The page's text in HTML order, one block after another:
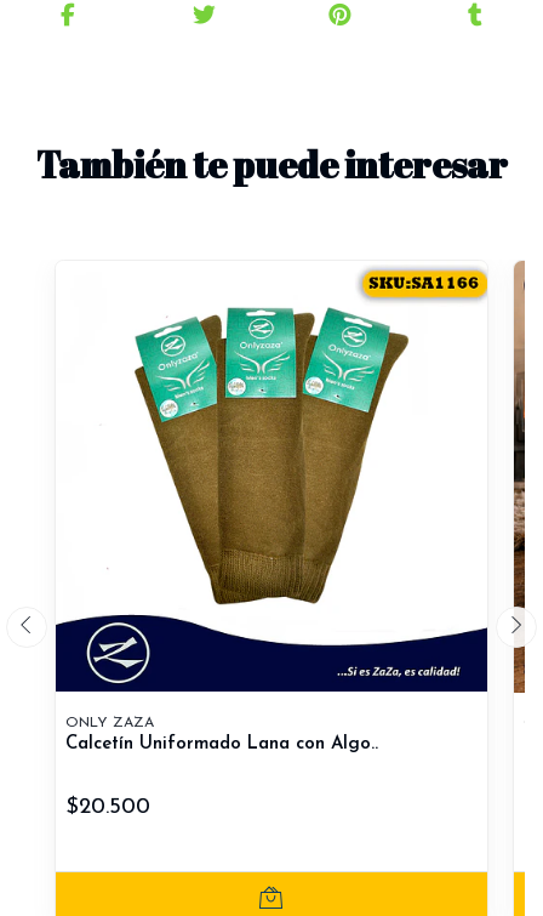
También te puede interesar
ONLY ZAZA
Calcetín Uniformado Lana con Algo..
$20.500